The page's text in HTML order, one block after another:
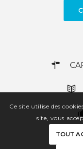
Ce site utilise des
site, vous
TOUT